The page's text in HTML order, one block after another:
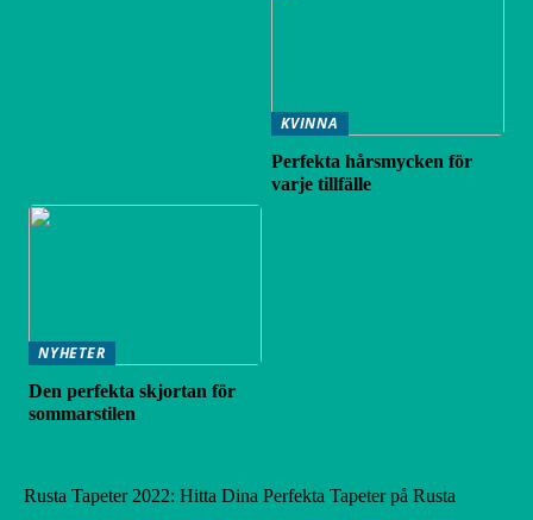
KVINNA
Perfekta hårsmycken för
varje tillfälle
NYHETER
Den perfekta skjortan för
sommarstilen
Rusta Tapeter 2022: Hitta Dina Perfekta Tapeter på Rusta